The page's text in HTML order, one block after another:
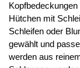
Hütchen mit
Schleifen oder
gewählt und
werden aus